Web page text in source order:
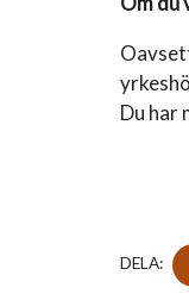
Du har
DELA: